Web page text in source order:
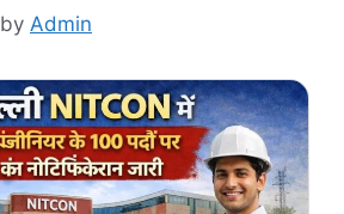
by Admin